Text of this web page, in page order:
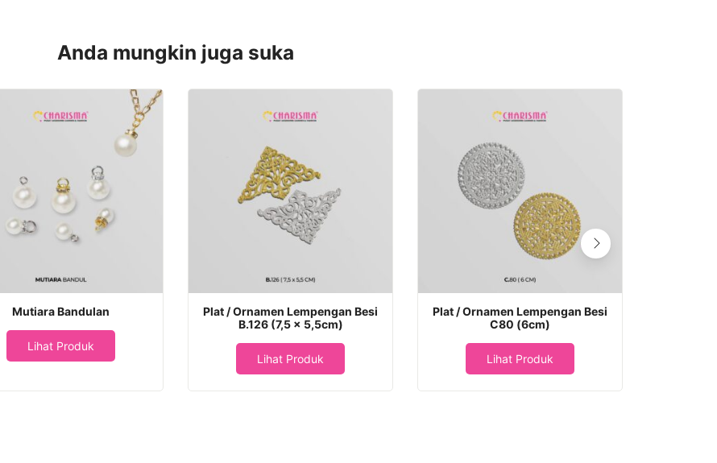
Anda mungkin juga suka
Mutiara Bandulan
Lihat Produk
Plat / Ornamen Lempengan Besi
B.126 (7,5 x 5,5cm)
Lihat Produk
Plat / Ornamen Lempengan Besi
C80 (6cm)
Lihat Produk